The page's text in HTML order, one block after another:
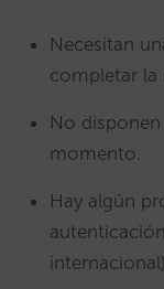
Necesitan
completar la
No
momento.
Hay algún